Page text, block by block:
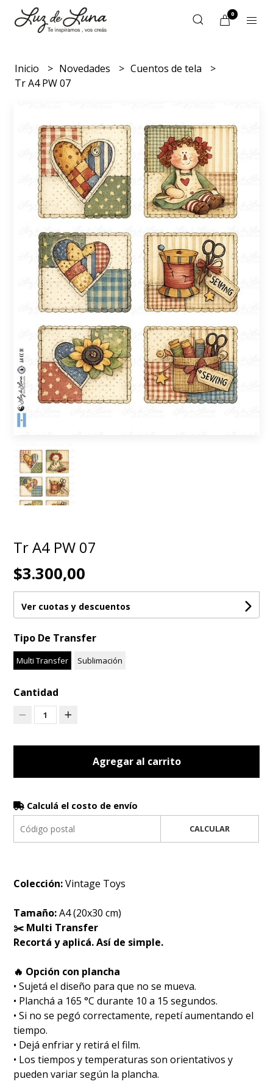
0
Inicio Novedades
Cuentos de tela
Tr A4 PW 07
Tr A4 PW 07
$3.300,00
Ver cuotas y descuentos
Tipo De Transfer
Multi Transfer Sublimación
Cantidad
1
Agregar al carrito
Calculá el costo de envío
CALCULAR
Colección:Vintage Toys
Tamaño:A4 (20x30 cm)
✂️ Multi Transfer
Recortá y aplicá. Así de simple.
🔥 Opción con plancha
• Sujetá el diseño para que no se mueva.
• Planchá a 165 °C durante 10 a 15 segundos.
• Si no se pegó correctamente, repetí aumentando el
tiempo.
• Dejá enfriar y retirá el film.
• Los tiempos y temperaturas son orientativos y
pueden variar según la plancha.